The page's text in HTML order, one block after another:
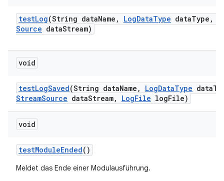
testLog(String dataName , LogDataType dataType ,
Source dataStream)
void
testLogSaved(String dataName , LogDataType data
StreamSource dataStream, LogFile logFile)
void
testModuleEnded()
Meldet das Ende einer Modulausführung.